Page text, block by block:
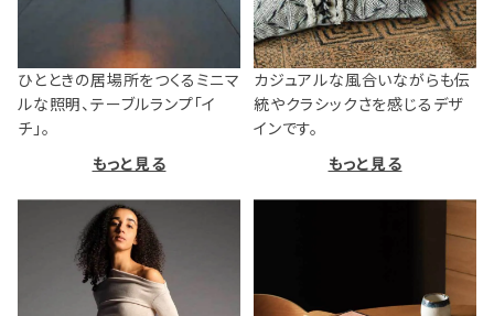
ひとときの居場所をつくるミニマ
ルな照明、テーブルランプ「イ
チ」。
もっと見る
カジュアルな風合いながらも伝
統やクラシックさを感じるデザ
インです。
もっと見る